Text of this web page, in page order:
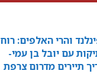
והרי האלפים: רוח
עם יובל בן עמי-
תיירים מדרום צרפת